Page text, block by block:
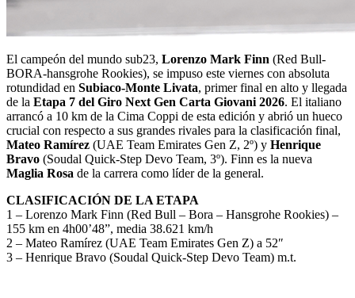
El campeón del mundo sub23, Lorenzo Mark Finn (Red Bull-
BORA-hansgrohe Rookies), se impuso este viernes con absoluta
rotundidad en Subiaco-Monte Livata, primer final en alto y llegada
de la Etapa 7 del Giro Next Gen Carta Giovani 2026. El italiano
arrancó a 10 km de la Cima Coppi de esta edición y abrió un hueco
crucial con respecto a sus grandes rivales para la clasificación final,
Mateo Ramírez (UAE Team Emirates Gen Z, 2º) y Henrique
Bravo (Soudal Quick-Step Devo Team, 3º). Finn es la nueva
Maglia Rosa de la carrera como líder de la general.
CLASIFICACIÓN DE LA ETAPA
1 – Lorenzo Mark Finn (Red Bull – Bora – Hansgrohe Rookies) –
155 km en 4h00’48”, media 38.621 km/h
2 – Mateo Ramírez (UAE Team Emirates Gen Z) a 52″
3 – Henrique Bravo (Soudal Quick-Step Devo Team) m.t.